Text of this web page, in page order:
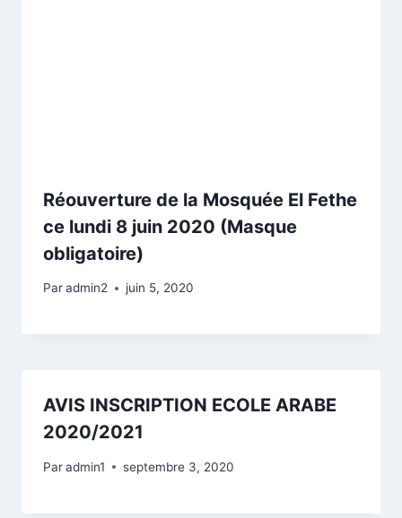
Réouverture de la Mosquée El Fethe
ce lundi 8 juin 2020 (Masque
obligatoire)
Paradmin2 juin 5, 2020
AVIS INSCRIPTION ECOLE ARABE
2020/2021
Paradmin1 septembre 3, 2020